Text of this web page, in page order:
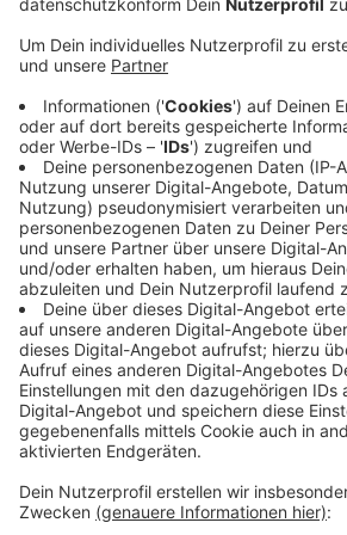
Die Linien 553/555 in Richtung HA-
Herdecke werden über die
Fahrgäste können an der Haltestelle
aussteigen und an der
einsteigen. Die Haltestellen
und "Stadtsaal" entfallen,
Ersatzhaltestellen in der oberen
Bürgerbus hält ebenfalls an der
Kirche". Busse in Richtung Hagen
bei LIDL und den Einstieg an der
Straße. Die Linie SB38 bedient beide
der Carl-Bönnhoff-Straße. Der
gegenüber der "Kiss & Ride" Zone